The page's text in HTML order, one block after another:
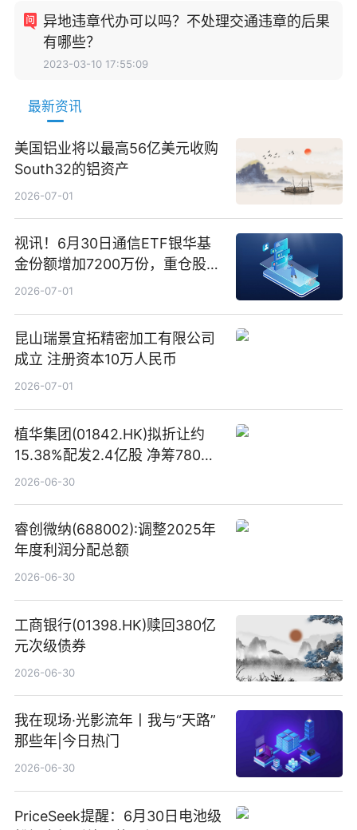
异地违章代办可以吗？不处理交通违章的后果
有哪些？
2023-03-10 17:55:09
最新资讯
美国铝业将以最高56亿美元收购
South32的铝资产
2026-07-01
视讯！6月30日通信ETF银华基
金份额增加7200万份，重仓股新
易盛、中际旭创、立讯精密
2026-07-01
昆山瑞景宜拓精密加工有限公司
成立 注册资本10万人民币
2026-07-01
植华集团(01842.HK)拟折让约
15.38%配发2.4亿股 净筹780万
港元
2026-06-30
睿创微纳(688002):调整2025年
年度利润分配总额
2026-06-30
工商银行(01398.HK)赎回380亿
元次级债券
2026-06-30
我在现场·光影流年丨我与“天路”
那些年|今日热门
2026-06-30
PriceSeek提醒：6月30日电池级